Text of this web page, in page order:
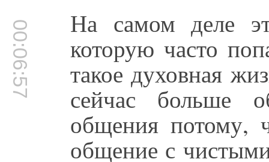
00:06:57 На самом деле
которую часто
такое духовная
сейчас больше
общения потому,
общение с